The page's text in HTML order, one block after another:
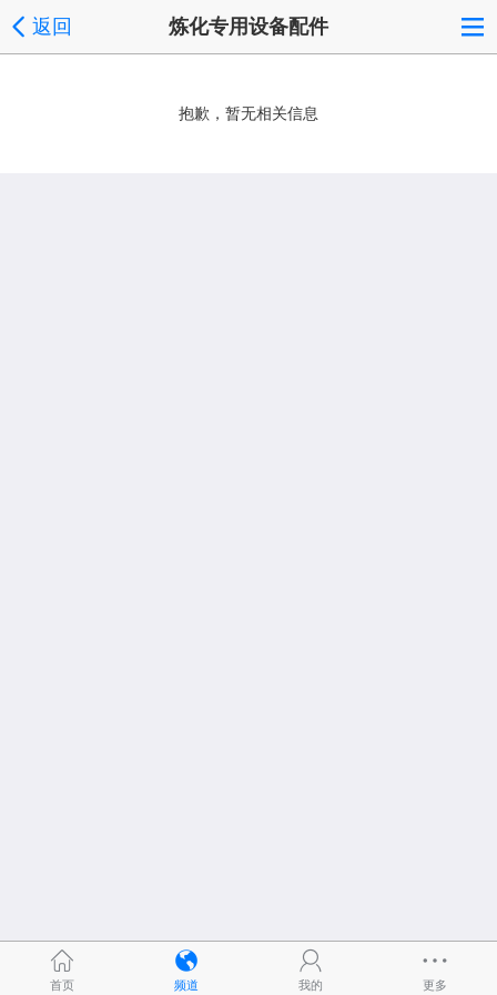
返回 炼化专用设备配件
抱歉，暂无相关信息
首页 频道 我的 更多